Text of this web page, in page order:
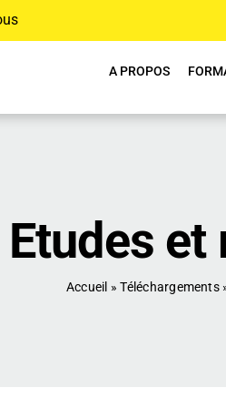
A PROPOS
Etudes et
Accueil »Téléchargements